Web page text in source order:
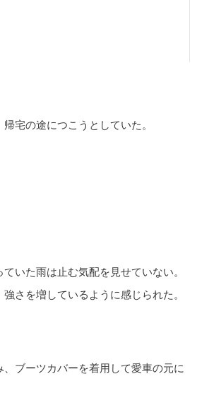
宅の途につこうとしていた。
いた雨は止む気配を見せていない。
さを増しているように感じられた。
ブーツカバーを着用して愛車の元に